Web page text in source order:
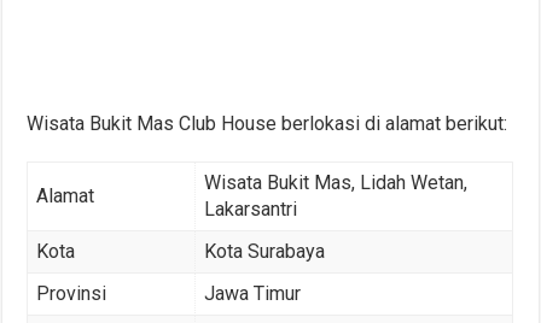
Wisata Bukit Mas Club House berlokasi di alamat berikut:
Alamat
Wisata Bukit Mas, Lidah Wetan,
Lakarsantri
Kota
Kota Surabaya
Provinsi
Jawa Timur